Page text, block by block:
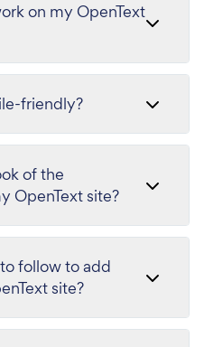
on my OpenText
friendly?
of the
OpenText site?
follow to add
site?